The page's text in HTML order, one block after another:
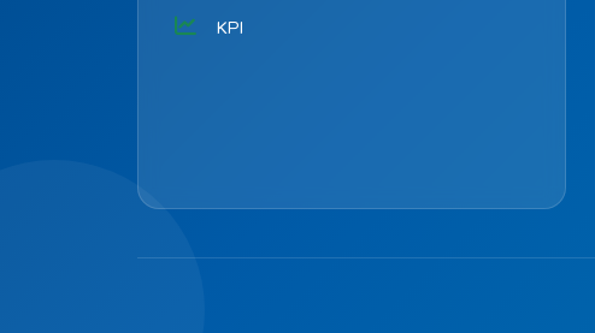
KPI